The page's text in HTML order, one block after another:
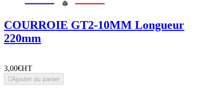
COURROIE GT2-10MM Longueur
220mm
3,00€HT
Ajouter au panier